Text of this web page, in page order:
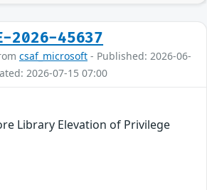
2026-45637
csaf_microsoft - Published: 2026-06-
2026-07-15 07:00
Library Elevation of Privilege